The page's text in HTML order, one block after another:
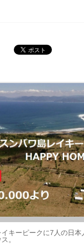
キーピークに7人の日本
。